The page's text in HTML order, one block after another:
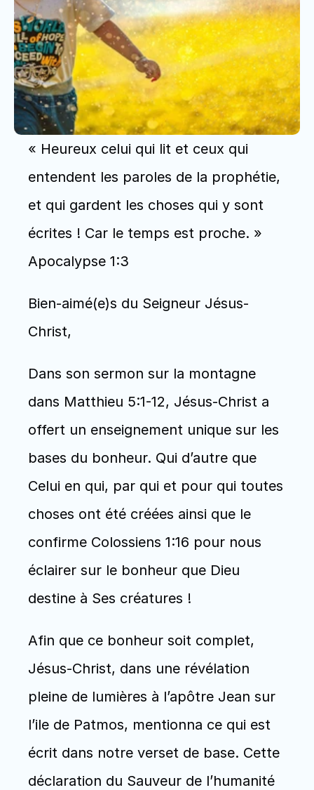
« Heureux celui qui lit et ceux qui
entendent les paroles de la prophétie,
et qui gardent les choses qui y sont
écrites ! Car le temps est proche. »
Apocalypse 1:3
Bien-aimé(e)s du Seigneur Jésus-
Christ,
Dans son sermon sur la montagne
dans Matthieu 5:1-12, Jésus-Christ a
offert un enseignement unique sur les
bases du bonheur. Qui d’autre que
Celui en qui, par qui et pour qui toutes
choses ont été créées ainsi que le
confirme Colossiens 1:16 pour nous
éclairer sur le bonheur que Dieu
destine à Ses créatures !
Afin que ce bonheur soit complet,
Jésus-Christ, dans une révélation
pleine de lumières à l’apôtre Jean sur
l’ile de Patmos, mentionna ce qui est
écrit dans notre verset de base. Cette
déclaration du Sauveur de l’humanité